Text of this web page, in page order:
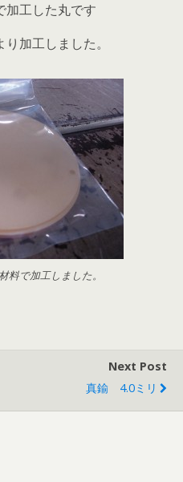
加工した丸です
加工しました。
料で加工しました。
Next Post
真鍮 4.0ミリ